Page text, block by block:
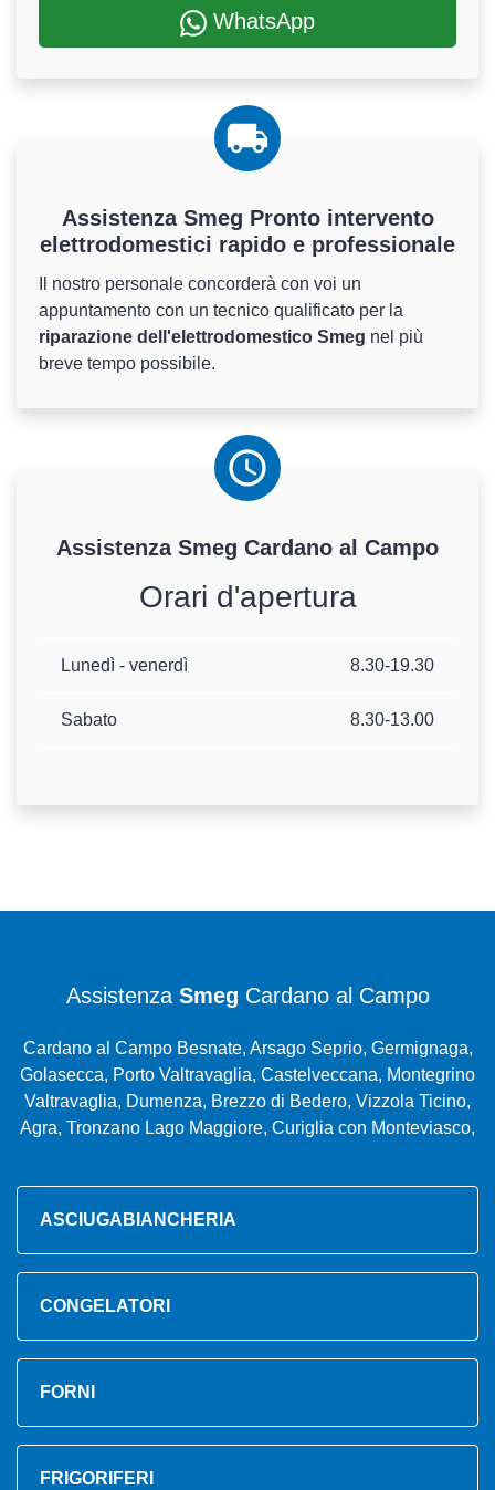
WhatsApp
Assistenza Smeg Pronto intervento
elettrodomestici rapido e professionale
Il nostro personale concorderà con voi un
appuntamento con un tecnico qualificato per la
riparazione dell'elettrodomestico Smeg nel più
breve tempo possibile.
Assistenza Smeg Cardano al Campo
Orari d'apertura
Lunedì - venerdì 8.30-19.30
Sabato 8.30-13.00
Assistenza Smeg Cardano al Campo
Cardano al Campo Besnate, Arsago Seprio, Germignaga,
Golasecca, Porto Valtravaglia, Castelveccana, Montegrino
Valtravaglia, Dumenza, Brezzo di Bedero, Vizzola Ticino,
Agra, Tronzano Lago Maggiore, Curiglia con Monteviasco,
ASCIUGABIANCHERIA
CONGELATORI
FORNI
FRIGORIFERI